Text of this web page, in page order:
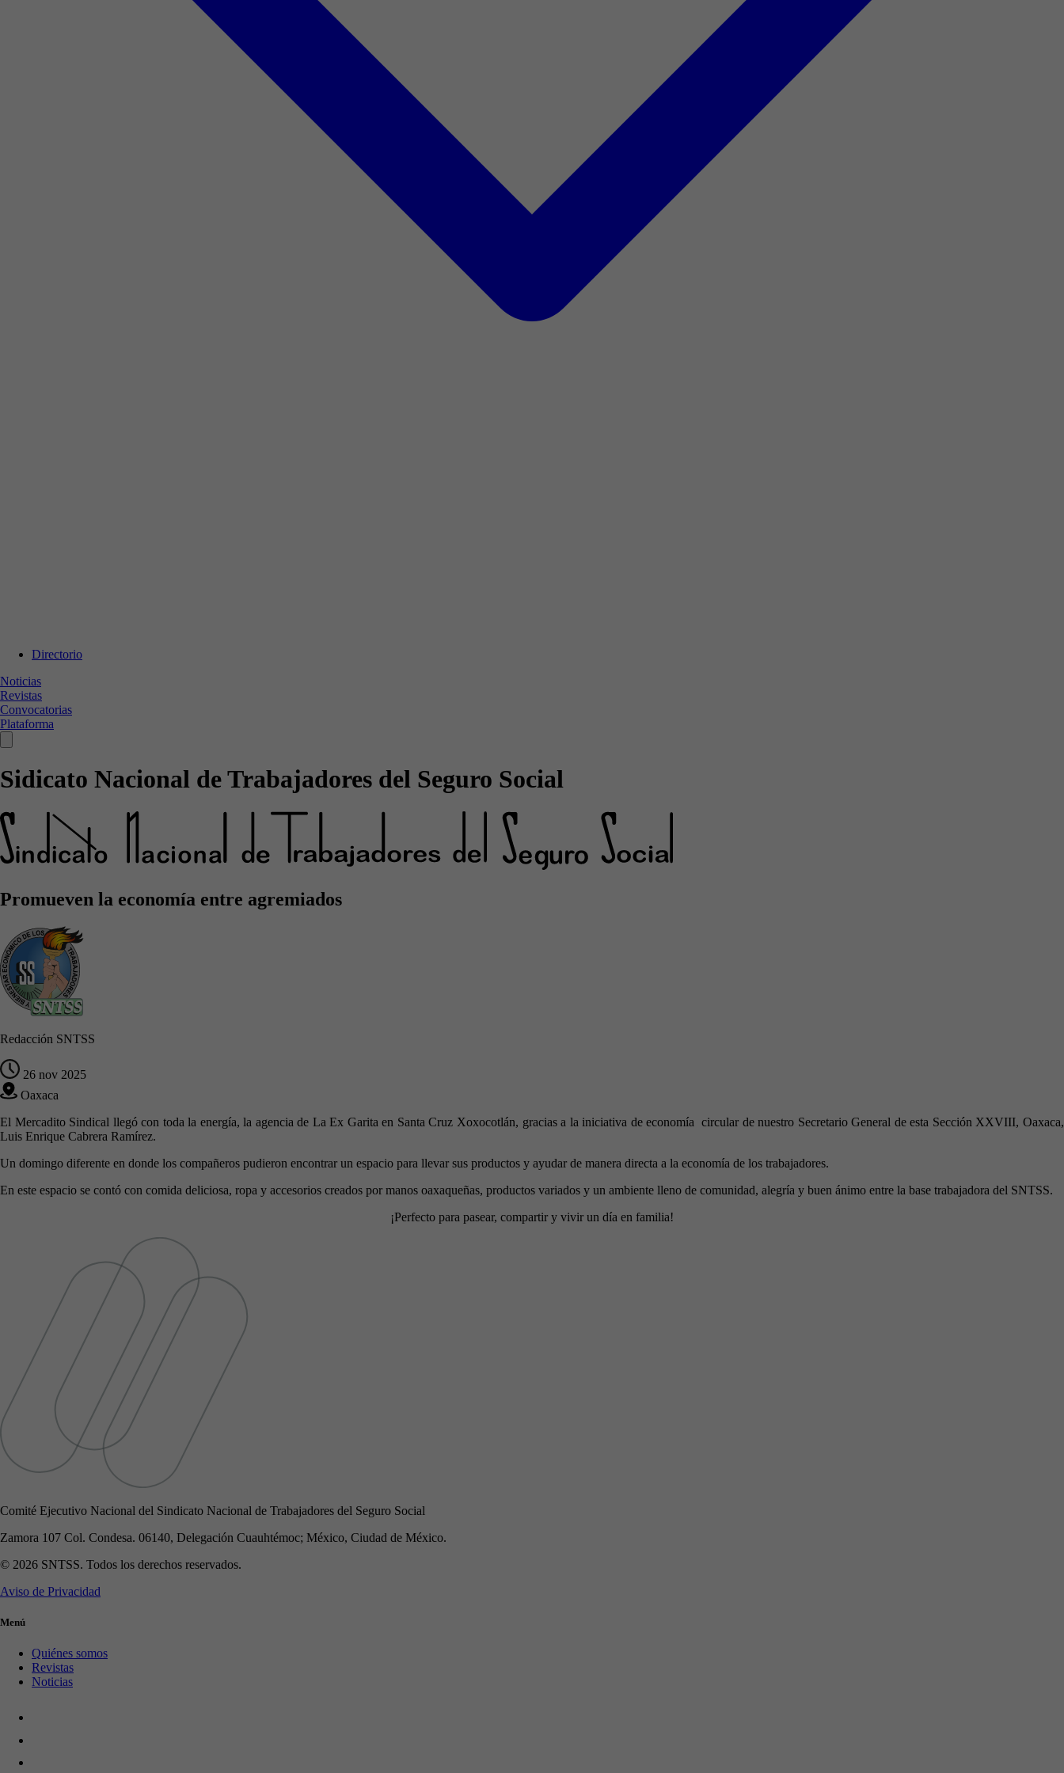
Directorio
Noticias
Revistas
Convocatorias
Plataforma
Sidicato Nacional de Trabajadores del Seguro Social
Promueven la economía entre agremiados
Redacción SNTSS
26 nov 2025
Oaxaca
El Mercadito Sindical llegó con toda la energía, la agencia de La Ex Garita en Santa Cruz Xoxocotlán, gracias a la iniciativa de economía circular de nuestro Secretario General de esta Sección XXVIII, Oaxaca,
Luis Enrique Cabrera Ramírez.
Un domingo diferente en donde los compañeros pudieron encontrar un espacio para llevar sus productos y ayudar de manera directa a la economía de los trabajadores.
En este espacio se contó con comida deliciosa, ropa y accesorios creados por manos oaxaqueñas, productos variados y un ambiente lleno de comunidad, alegría y buen ánimo entre la base trabajadora del SNTSS.
¡Perfecto para pasear, compartir y vivir un día en familia!
Comité Ejecutivo Nacional del Sindicato Nacional de Trabajadores del Seguro Social
Zamora 107 Col. Condesa. 06140, Delegación Cuauhtémoc; México, Ciudad de México.
© 2026 SNTSS. Todos los derechos reservados.
Aviso de Privacidad
Menú
Quiénes somos
Revistas
Noticias